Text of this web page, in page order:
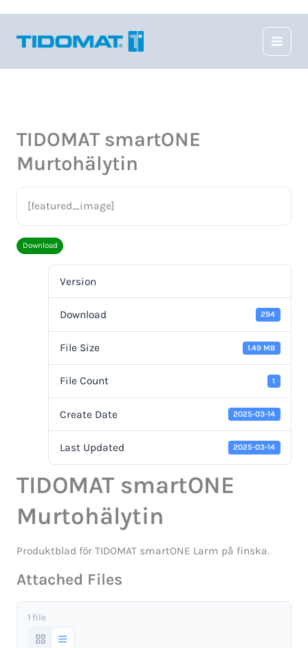
innehåll
TIDOMAT smartONE
Murtohälytin
[featured_image]
Download
Version
Download 294
File Size 1.49 MB
File Count 1
Create Date 2025-03-14
Last Updated 2025-03-14
TIDOMAT smartONE
Murtohälytin
Produktblad för TIDOMAT smartONE Larm på finska.
Attached Files
1 file